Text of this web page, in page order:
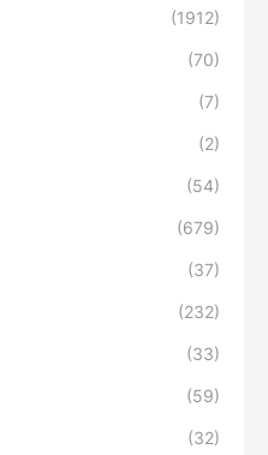
(1912)
(70)
(7)
(2)
(54)
(679)
(37)
(232)
(33)
(59)
(32)